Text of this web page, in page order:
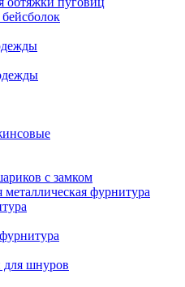
с замком
металлическая фурнитура
шнуров